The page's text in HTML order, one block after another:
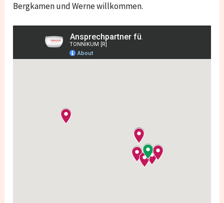
Bergkamen und Werne willkommen.